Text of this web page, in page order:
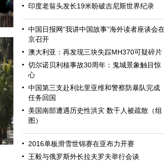
印度老翁头发长19米盼破吉尼斯世界纪录
中国日报网“我讲中国故事”海外读者座谈会
京召开
澳大利亚：再发现三块失踪MH370可疑碎片
切尔诺贝利核事故30周年：鬼城景象触目惊
心
中国第三支赴利比里亚维和警察防暴队完成
任务回国
美国南部遭遇历史性洪灾 数千人被疏散（组
图）
2016单板滑雪世锦赛在亚布力开赛
王毅与俄罗斯外长拉夫罗夫举行会谈